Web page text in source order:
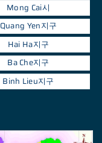
Mong Cai시
Quang Yen지구
Hai Ha지구
Ba Che지구
Binh Lieu지구